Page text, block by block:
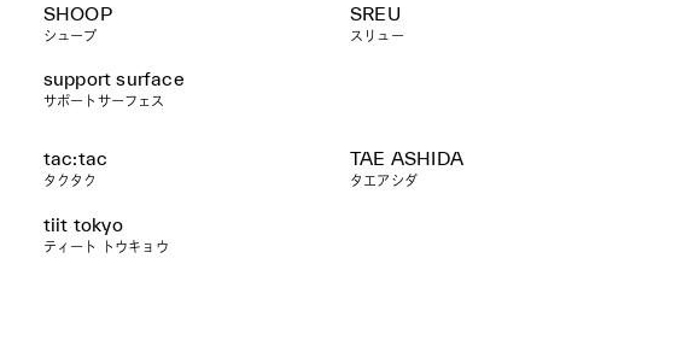
SHOOP
シュープ
SREU
スリュー
support surface
サポートサーフェス
tac:tac
タクタク
TAE ASHIDA
タエアシダ
tiit tokyo
ティート トウキョウ